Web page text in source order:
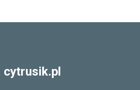
cytrusik.pl